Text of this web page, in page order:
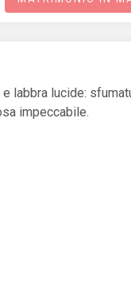
labbra lucide:
impeccabile.